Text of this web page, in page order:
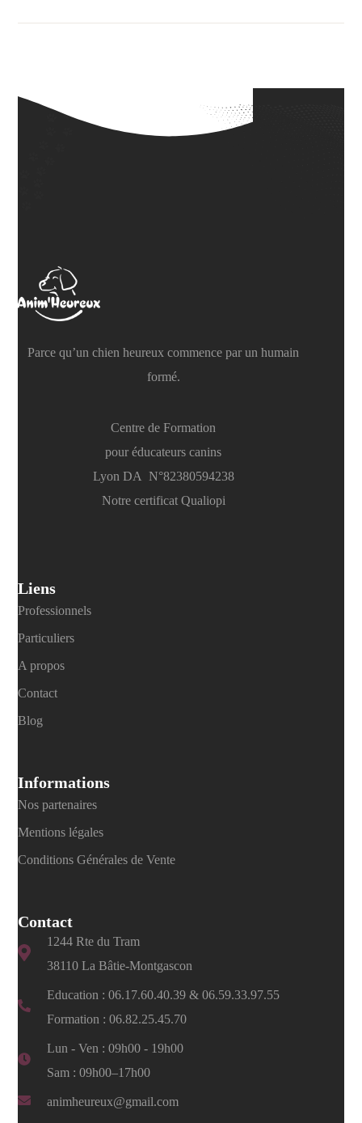
Parce qu’un chien heureux commence par un humain
formé.
Centre de Formation
pour éducateurs canins
Lyon DA N°82380594238
Notre certificat Qualiopi
Liens
Professionnels
Particuliers
A propos
Contact
Blog
Informations
Nos partenaires
Mentions légales
Conditions Générales de Vente
Contact
1244 Rte du Tram
38110 La Bâtie-Montgascon
Education :06.17.60.40.39 &06.59.33.97.55
Formation :06.82.25.45.70
Lun - Ven : 09h00 - 19h00
Sam : 09h00–17h00
animheureux@gmail.com